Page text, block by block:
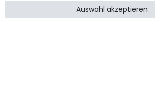
Auswahl akzeptieren